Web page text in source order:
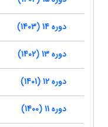
دوره 14 (1403)
دوره 13 (1402)
دوره 12 (1401)
دوره 11 (1400)